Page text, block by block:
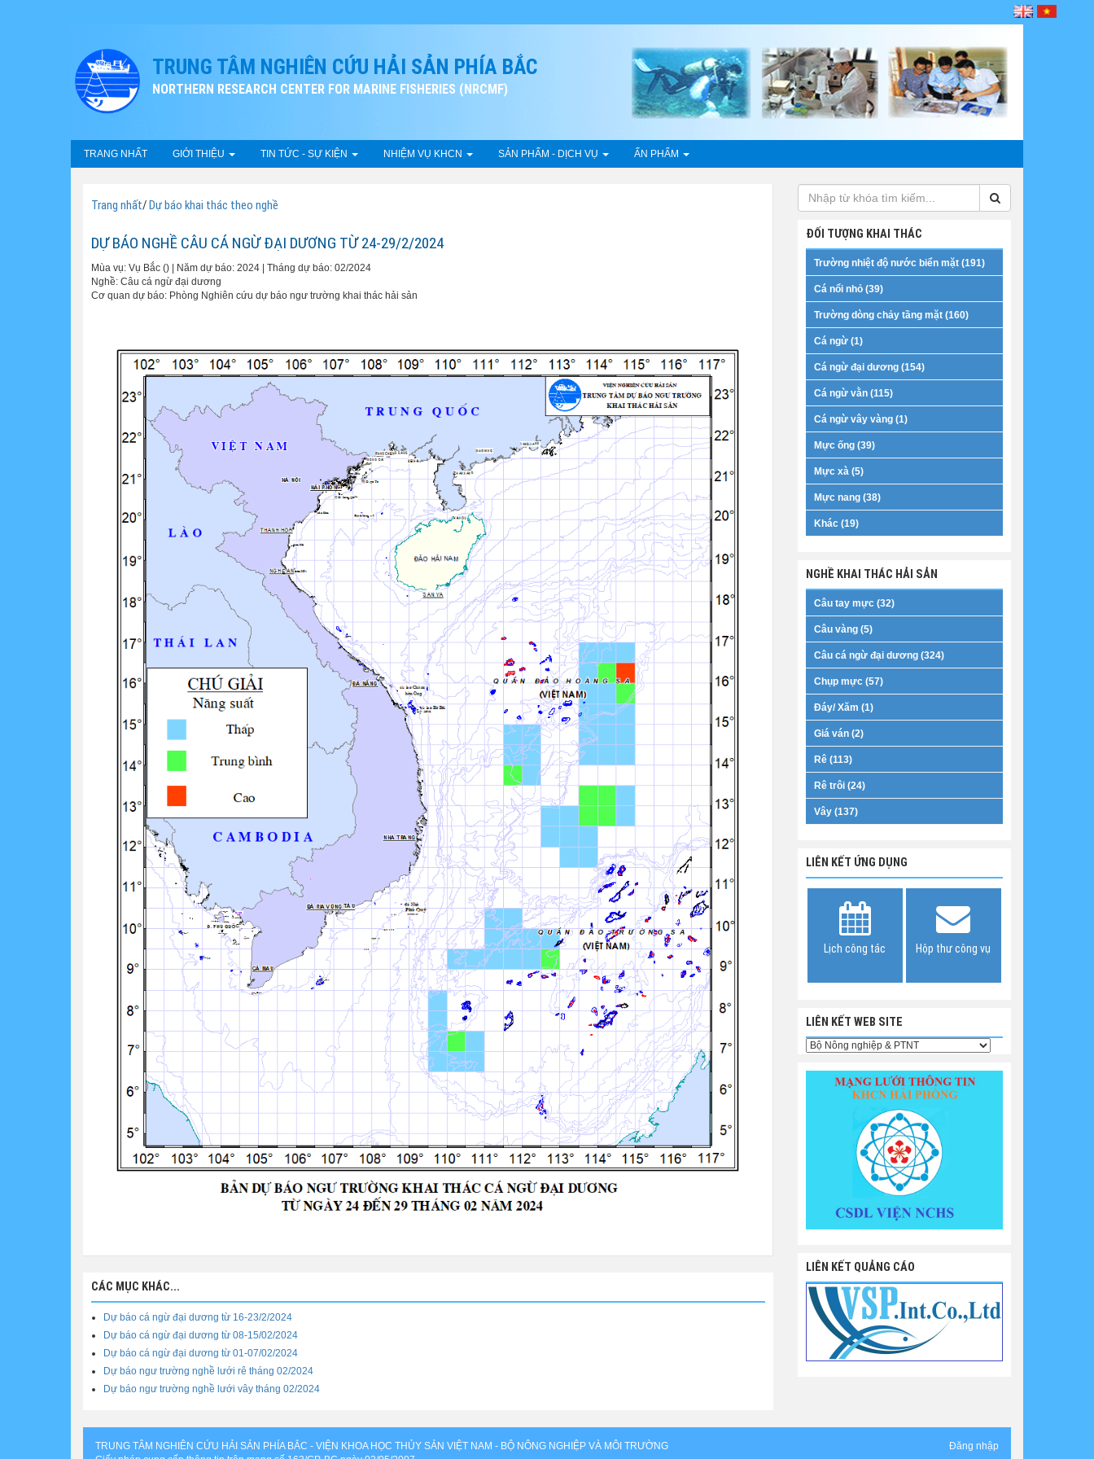
TRUNG TÂM NGHIÊN CỨU HẢI SẢN PHÍA BẮC
NORTHERN RESEARCH CENTER FOR MARINE FISHERIES (NRCMF)
TRANG NHẤT GIỚI THIỆU TIN TỨC - SỰ KIỆN NHIỆM VỤ KHCN SẢN PHẨM - DỊCH VỤ ẤN PHẨM
Trang nhất/Dự báo khai thác theo nghề
DỰ BÁO NGHỀ CÂU CÁ NGỪ ĐẠI DƯƠNG TỪ 24-29/2/2024
Mùa vụ: Vụ Bắc () | Năm dự báo: 2024 | Tháng dự báo: 02/2024
Nghề: Câu cá ngừ đại dương
Cơ quan dự báo: Phòng Nghiên cứu dự báo ngư trường khai thác hải sản
CÁC MỤC KHÁC...
Dự báo cá ngừ đại dương từ 16-23/2/2024
Dự báo cá ngừ đại dương từ 08-15/02/2024
Dự báo cá ngừ đại dương từ 01-07/02/2024
Dự báo ngư trường nghề lưới rê tháng 02/2024
Dự báo ngư trường nghề lưới vây tháng 02/2024
ĐỐI TƯỢNG KHAI THÁC
Trường nhiệt độ nước biển mặt (191)
Cá nổi nhỏ (39)
Trường dòng chảy tầng mặt (160)
Cá ngừ (1)
Cá ngừ đại dương (154)
Cá ngừ vằn (115)
Cá ngừ vây vàng (1)
Mực ống (39)
Mực xà (5)
Mực nang (38)
Khác (19)
NGHỀ KHAI THÁC HẢI SẢN
Câu tay mực (32)
Câu vàng (5)
Câu cá ngừ đại dương (324)
Chụp mực (57)
Đáy/ Xăm (1)
Giá ván (2)
Rê (113)
Rê trôi (24)
Vây (137)
LIÊN KẾT ỨNG DỤNG
Lịch công tác Hộp thư công vụ
LIÊN KẾT WEB SITE
LIÊN KẾT QUẢNG CÁO
TRUNG TÂM NGHIÊN CỨU HẢI SẢN PHÍA BẮC - VIỆN KHOA HỌC THỦY SẢN VIỆT NAM - BỘ NÔNG NGHIỆP VÀ MÔI TRƯỜNG
Đăng nhập